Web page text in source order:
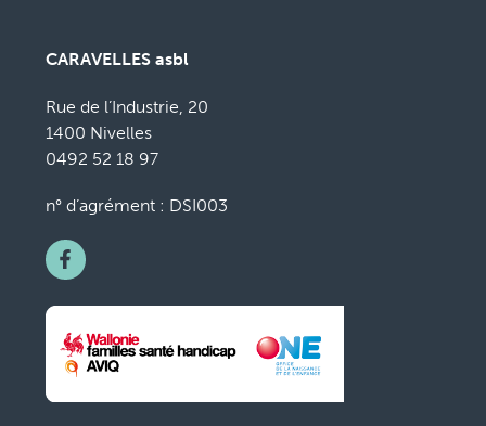
CARAVELLES asbl
Rue de l’Industrie, 20
1400 Nivelles
0492 52 18 97
n° d’agrément : DSI003